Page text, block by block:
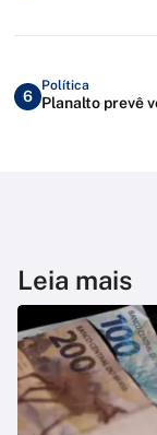
6
Política
Planalto prevê
Leia mais